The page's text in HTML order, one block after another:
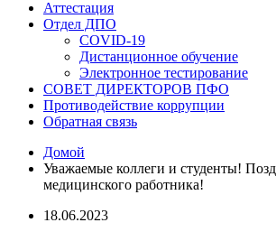
Аттестация
Отдел ДПО
COVID-19
Дистанционное обучение
Электронное тестирование
СОВЕТ ДИРЕКТОРОВ ПФО
Противодействие коррупции
Обратная связь
Домой
Уважаемые коллеги и студенты!
медицинского работника!
18.06.2023